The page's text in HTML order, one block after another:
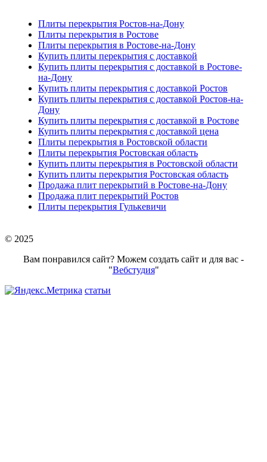
Плиты перекрытия Ростов-на-Дону
Плиты перекрытия в Ростове
Плиты перекрытия в Ростове-на-Дону
Купить плиты перекрытия с доставкой
Купить плиты перекрытия с доставкой в Ростове-
на-Дону
Купить плиты перекрытия с доставкой Ростов
Купить плиты перекрытия с доставкой Ростов-на-
Дону
Купить плиты перекрытия с доставкой в Ростове
Купить плиты перекрытия с доставкой цена
Плиты перекрытия в Ростовской области
Плиты перекрытия Ростовская область
Купить плиты перекрытия в Ростовской области
Купить плиты перекрытия Ростовская область
Продажа плит перекрытий в Ростове-на-Дону
Продажа плит перекрытий Ростов
Плиты перекрытия Гулькевичи
© 2025
Вам понравился сайт? Можем создать сайт и для вас -
"Вебстудия"
статьи